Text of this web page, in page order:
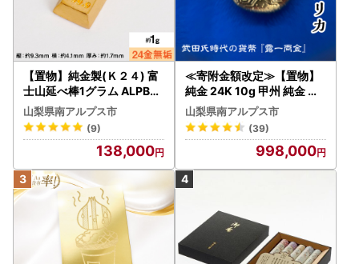
【置物】純金製(Ｋ２４) 富
士山延べ棒1グラム ALPBK1
80
山梨県南アルプス市
(9)
138,000
≪寄附金額改定≫【置物】
純金 24K 10g 甲州 純金 レ
プリカ 武田氏時代 の 貨幣 A
LPBK095
山梨県南アルプス市
(39)
998,000